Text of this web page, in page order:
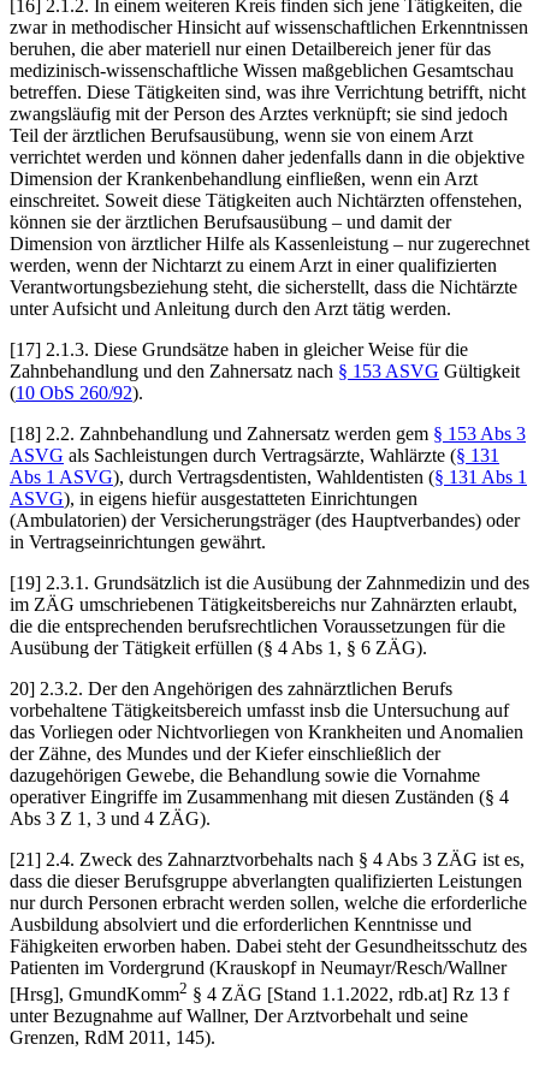
[16] 2.1.2. In einem weiteren Kreis finden sich jene Tätigkeiten, die
zwar in methodischer Hinsicht auf wissenschaftlichen Erkenntnissen
beruhen, die aber materiell nur einen Detailbereich jener für das
medizinisch-wissenschaftliche Wissen maßgeblichen Gesamtschau
betreffen. Diese Tätigkeiten sind, was ihre Verrichtung betrifft, nicht
zwangsläufig mit der Person des Arztes verknüpft; sie sind jedoch
Teil der ärztlichen Berufsausübung, wenn sie von einem Arzt
verrichtet werden und können daher jedenfalls dann in die objektive
Dimension der Krankenbehandlung einfließen, wenn ein Arzt
einschreitet. Soweit diese Tätigkeiten auch Nichtärzten offenstehen,
können sie der ärztlichen Berufsausübung – und damit der
Dimension von ärztlicher Hilfe als Kassenleistung – nur zugerechnet
werden, wenn der Nichtarzt zu einem Arzt in einer qualifizierten
Verantwortungsbeziehung steht, die sicherstellt, dass die Nichtärzte
unter Aufsicht und Anleitung durch den Arzt tätig werden.
[17] 2.1.3. Diese Grundsätze haben in gleicher Weise für die
Zahnbehandlung und den Zahnersatz nach § 153 ASVG Gültigkeit
(10 ObS 260/92).
[18] 2.2. Zahnbehandlung und Zahnersatz werden gem § 153 Abs 3
ASVG als Sachleistungen durch Vertragsärzte, Wahlärzte (§ 131
Abs 1 ASVG), durch Vertragsdentisten, Wahldentisten (§ 131 Abs 1
ASVG), in eigens hiefür ausgestatteten Einrichtungen
(Ambulatorien) der Versicherungsträger (des Hauptverbandes) oder
in Vertragseinrichtungen gewährt.
[19] 2.3.1. Grundsätzlich ist die Ausübung der Zahnmedizin und des
im ZÄG umschriebenen Tätigkeitsbereichs nur Zahnärzten erlaubt,
die die entsprechenden berufsrechtlichen Voraussetzungen für die
Ausübung der Tätigkeit erfüllen (§ 4 Abs 1, § 6 ZÄG).
20] 2.3.2. Der den Angehörigen des zahnärztlichen Berufs
vorbehaltene Tätigkeitsbereich umfasst insb die Untersuchung auf
das Vorliegen oder Nichtvorliegen von Krankheiten und Anomalien
der Zähne, des Mundes und der Kiefer einschließlich der
dazugehörigen Gewebe, die Behandlung sowie die Vornahme
operativer Eingriffe im Zusammenhang mit diesen Zuständen (§ 4
Abs 3 Z 1, 3 und 4 ZÄG).
[21] 2.4. Zweck des Zahnarztvorbehalts nach § 4 Abs 3 ZÄG ist es,
dass die dieser Berufsgruppe abverlangten qualifizierten Leistungen
nur durch Personen erbracht werden sollen, welche die erforderliche
Ausbildung absolviert und die erforderlichen Kenntnisse und
Fähigkeiten erworben haben. Dabei steht der Gesundheitsschutz des
Patienten im Vordergrund (Krauskopfin Neumayr/Resch/Wallner
[Hrsg], GmundKomm2 § 4 ZÄG [Stand 1.1.2022, rdb.at] Rz 13 f
unter Bezugnahme aufWallner, Der Arztvorbehalt und seine
Grenzen, RdM 2011, 145).